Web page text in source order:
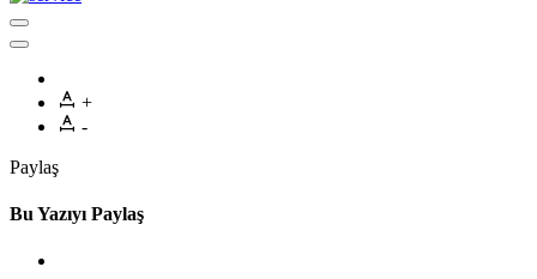
+
-
Paylaş
Bu Yazıyı Paylaş